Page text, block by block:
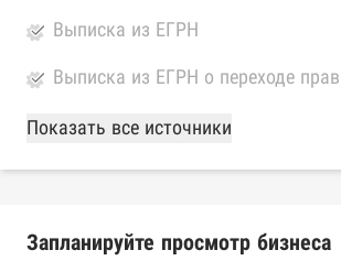
Выписка из ЕГРН
Выписка из ЕГРН о переходе прав
База Росстата
Реестры ЕГРЮЛ и ЕГРИП
Реестр государственных
Показать все источники
Запланируйте просмотр бизнеса